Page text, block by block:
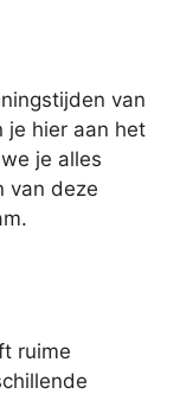
van
je hier aan het
je alles
van deze
ruime